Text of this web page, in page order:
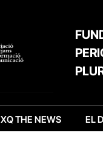
XQ THE NEWS EL